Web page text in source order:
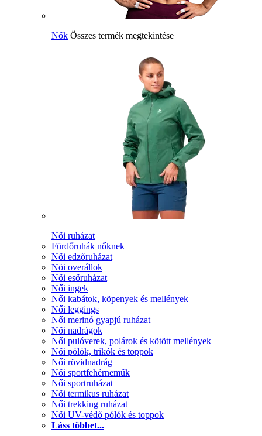
Nők Összes termék megtekintése
Női ruházat
Fürdőruhák nőknek
Női edzőruházat
Nöi overállok
Női esőruházat
Női ingek
Női kabátok, köpenyek és mellények
Női leggings
Női merinó gyapjú ruházat
Női nadrágok
Női pulóverek, polárok és kötött mellények
Női pólók, trikók és toppok
Női rövidnadrág
Női sportfehérneműk
Női sportruházat
Női termikus ruházat
Női trekking ruházat
Női UV-védő pólók és toppok
Láss többet...